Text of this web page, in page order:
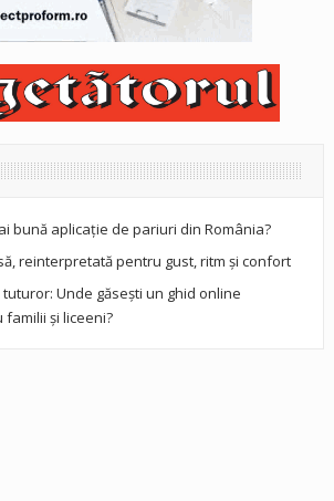
bună aplicație de pariuri din România?
reinterpretată pentru gust, ritm și confort
Unde găsești un ghid online
și liceeni?